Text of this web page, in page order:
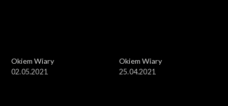
Okiem Wiary
02.05.2021
Okiem Wiary
25.04.2021